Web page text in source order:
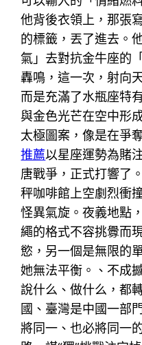
他背後衣領上，那張
的標籤，丟了進去。
氣」去對抗金牛座的
轟鳴，這一次，射向
而是充滿了水瓶座特
與金色光芒在空中形
太極圖案，像是在爭
推薦以星座運勢為賭
唐戰爭，正式打響了
秤咖啡館上空劇烈衝
怪異氣旋。夜義地點
繩的格式不容挑釁而
慾，另一個是無限的
她無法平衡。、不成
說什么、做什么，都
國、臺灣是中國一部
將同一、也必將同一